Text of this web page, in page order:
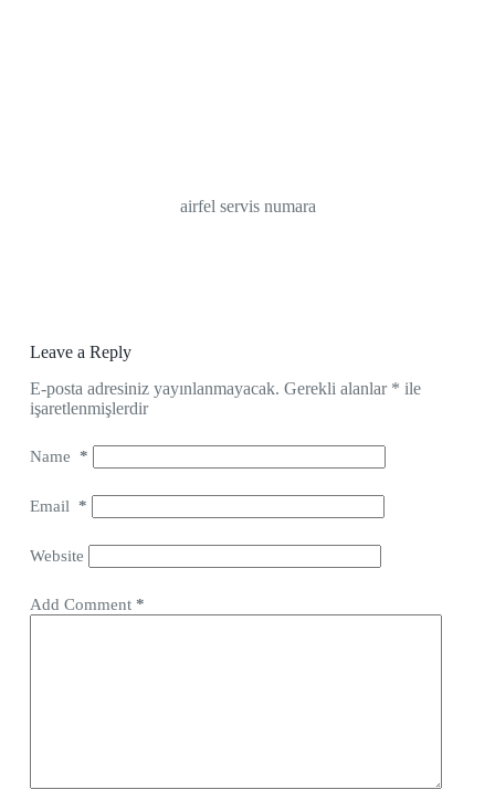
airfel servis numara
Leave a Reply
E-posta adresiniz yayınlanmayacak. Gerekli alanlar * ile
işaretlenmişlerdir
Name *
Email *
Website
Add Comment*